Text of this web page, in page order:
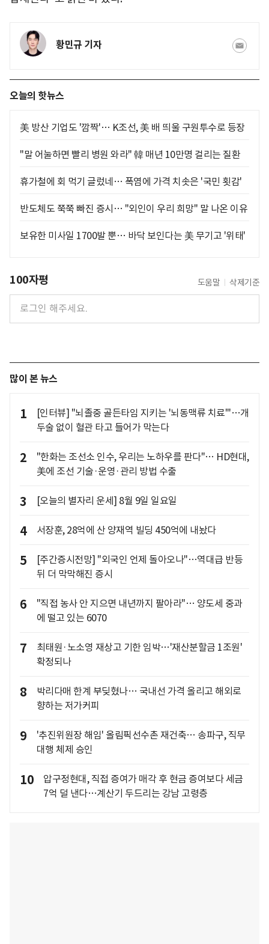
황민규 기자
오늘의 핫뉴스
美 방산 기업도 '깜짝'… K조선, 美 배 띄울 구원투수로 등장
"말 어눌하면 빨리 병원 와라" 韓 매년 10만명 걸리는 질환
휴가철에 회 먹기 글렀네… 폭염에 가격 치솟은 '국민 횟감'
반도체도 쭉쭉 빠진 증시… "외인이 우리 희망" 말 나온 이유
보유한 미사일 1700발 뿐… 바닥 보인다는 美 무기고 '위태'
100자평 도움말 삭제기준
많이 본 뉴스
1
[인터뷰] "뇌졸중 골든타임 지키는 '뇌동맥류 치료'"…개
두술 없이 혈관 타고 들어가 막는다
2
"한화는 조선소 인수, 우리는 노하우를 판다"… HD현대,
美에 조선 기술·운영·관리 방법 수출
3 [오늘의 별자리 운세] 8월 9일 일요일
4 서장훈, 28억에 산 양재역 빌딩 450억에 내놨다
5
[주간증시전망] "외국인 언제 돌아오나"…역대급 반등
뒤 더 막막해진 증시
6
"직접 농사 안 지으면 내년까지 팔아라"… 양도세 중과
에 떨고 있는 6070
7
최태원·노소영 재상고 기한 임박…'재산분할금 1조원'
확정되나
8
박리다매 한계 부딪혔나… 국내선 가격 올리고 해외로
향하는 저가커피
9
'추진위원장 해임' 올림픽선수촌 재건축… 송파구, 직무
대행 체제 승인
10
압구정현대, 직접 증여가 매각 후 현금 증여보다 세금
7억 덜 낸다…계산기 두드리는 강남 고령층